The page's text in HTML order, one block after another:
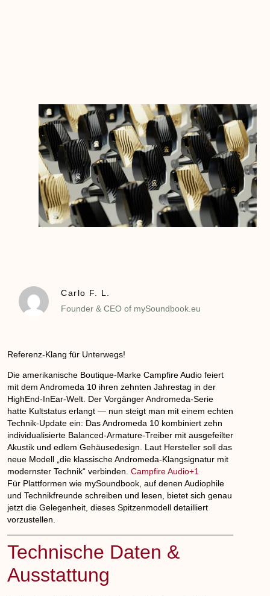
Carlo F. L.
Founder & CEO of mySoundbook.eu
Referenz-Klang für Unterwegs!
Die amerikanische Boutique-Marke Campfire Audio feiert
mit dem Andromeda 10 ihren zehnten Jahrestag in der
High­End-InEar-Welt. Der Vorgänger Andromeda-Serie
hatte Kultstatus erlangt — nun steigt man mit einem echten
Technik-Update ein: Das Andromeda 10 kombiniert zehn
individualisierte Balanced-Armature-Treiber mit ausgefeilter
Akustik und edlem Gehäuse­design. Laut Hersteller soll das
neue Modell „die klassische Andromeda-Klangsignatur mit
modernster Technik“ verbinden.Campfire Audio+1
Für Plattformen wie mySoundbook, auf denen Audiophile
und Technikfreunde schreiben und lesen, bietet sich genau
jetzt die Gelegenheit, dieses Spitzenmodell detailliert
vorzustellen.
Technische Daten &
Ausstattung